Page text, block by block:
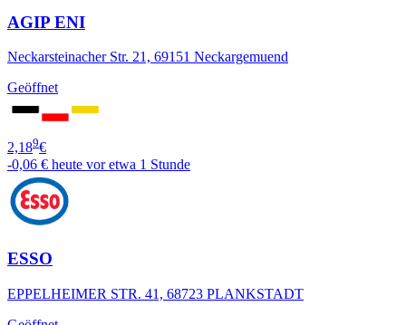
AGIP ENI
Neckarsteinacher Str. 21, 69151 Neckargemuend
Geöffnet
2,189€
-0,06 € heute vor etwa 1 Stunde
ESSO
EPPELHEIMER STR. 41, 68723 PLANKSTADT